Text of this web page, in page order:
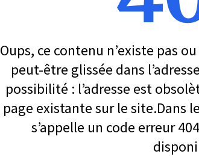
Oups, ce contenu n’existe pas
peut-être glissée dans
possibilité : l’adresse est
page existante sur le site.Dans
s’appelle un code erreur